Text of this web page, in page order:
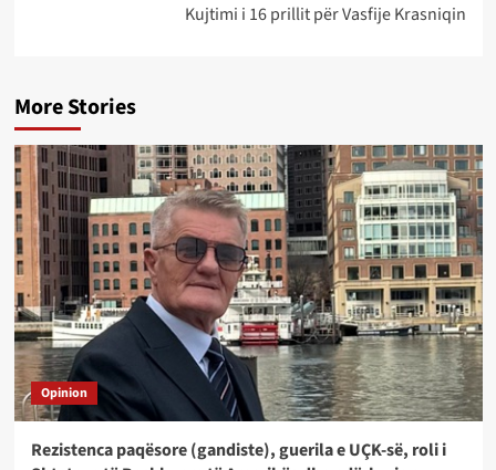
Kujtimi i 16 prillit për Vasfije Krasniqin
More Stories
Opinion
Rezistenca paqësore (gandiste), guerila e UÇK-së, roli i